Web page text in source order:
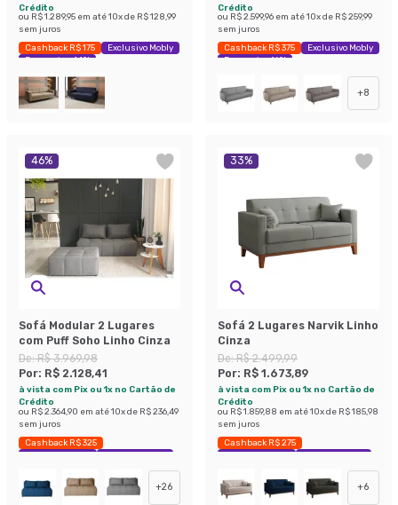
Crédito
ou R$ 1.289,95 em até10x de R$ 128,99
sem juros
Cashback R$ 175
Exclusivo Mobly
Economize 44%
Crédito
ou R$ 2.599,96 em até10x de R$ 259,99
sem juros
Cashback R$ 375
Exclusivo Mobly
Economize 16%
+8
46%
Sofá Modular 2 Lugares
com Puff Soho Linho Cinza
De:R$ 3.969,98
Por: R$ 2.128,41
à vista com Pix ou 1x no Cartão de
Crédito
ou R$ 2.364,90 em até10x de R$ 236,49
sem juros
Cashback R$ 325
Exclusivo Mobly
Economize 46%
+26
33%
Sofá 2 Lugares Narvik Linho
Cinza
De:R$ 2.499,99
Por: R$ 1.673,89
à vista com Pix ou 1x no Cartão de
Crédito
ou R$ 1.859,88 em até10x de R$ 185,98
sem juros
Cashback R$ 275
Exclusivo Mobly
Economize 33%
+6